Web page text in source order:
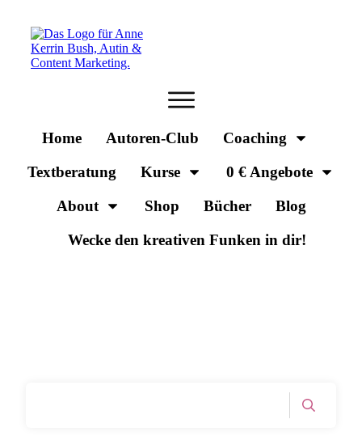
Home Autoren-Club
Coaching
Textberatung
Kurse
0 € Angebote
About
Shop Bücher
Blog
Wecke den kreativen Funken in dir!